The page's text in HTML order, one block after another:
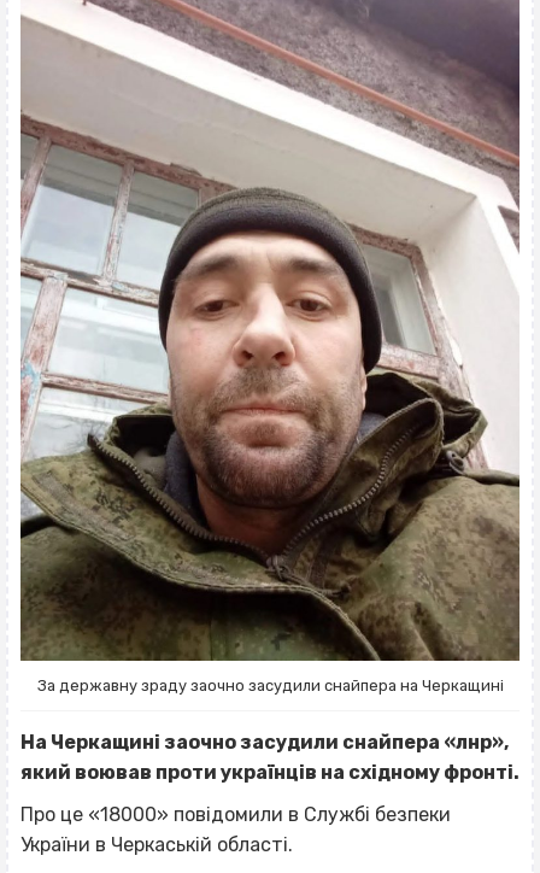
За державну зраду заочно засудили снайпера на Черкащині
На Черкащині заочно засудили снайпера «лнр»,
який воював проти українців на східному фронті.
Про це «18000» повідомили в Службі безпеки
України в Черкаській області.